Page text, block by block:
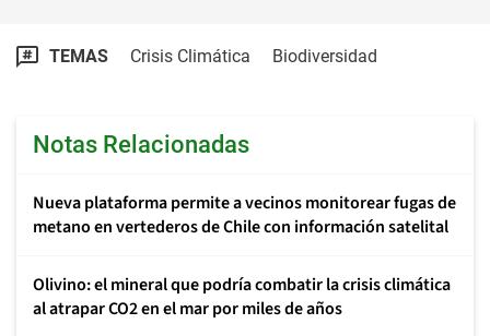
TEMAS Crisis Climática Biodiversidad
Notas Relacionadas
Nueva plataforma permite a vecinos monitorear fugas de
metano en vertederos de Chile con información satelital
Olivino: el mineral que podría combatir la crisis climática
al atrapar CO2 en el mar por miles de años